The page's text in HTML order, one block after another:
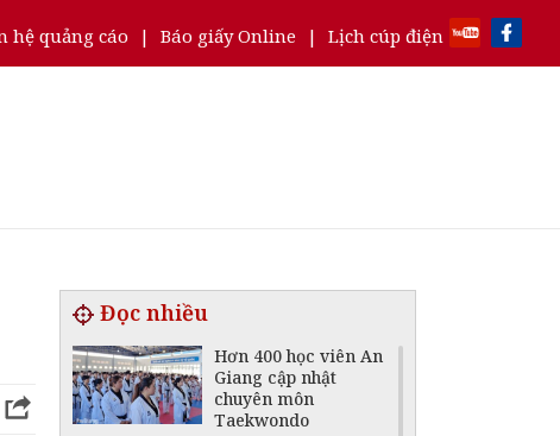
hệ quảng cáo | Báo giấy Online | Lịch cúp điện
Đọc nhiều
Hơn 400 học viên An
Giang cập nhật
chuyên môn
Taekwondo